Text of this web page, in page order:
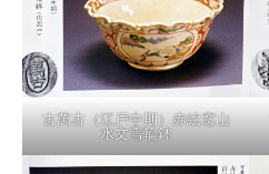
古萬古（江戸中期）赤絵窓山
水文雪輪鉢